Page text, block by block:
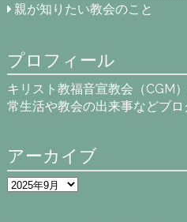
親が知りたい教会のこと
プロフィール
キリスト教福音宣教会（CGM
常生活や教会の出来事などブロ
アーカイブ
ア
ー